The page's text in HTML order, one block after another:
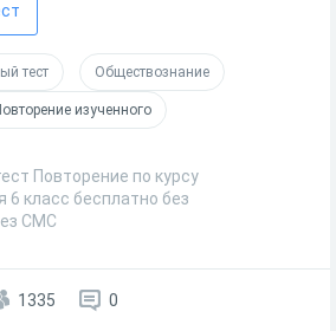
тест Обществознание
изученного
Повторение по курсу
6 класс бесплатно без
СМС
1335 0